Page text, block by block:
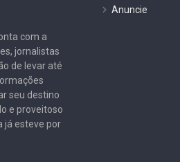
com a
jornalistas
de levar até
seu destino
e proveitoso
já esteve por
Anuncie